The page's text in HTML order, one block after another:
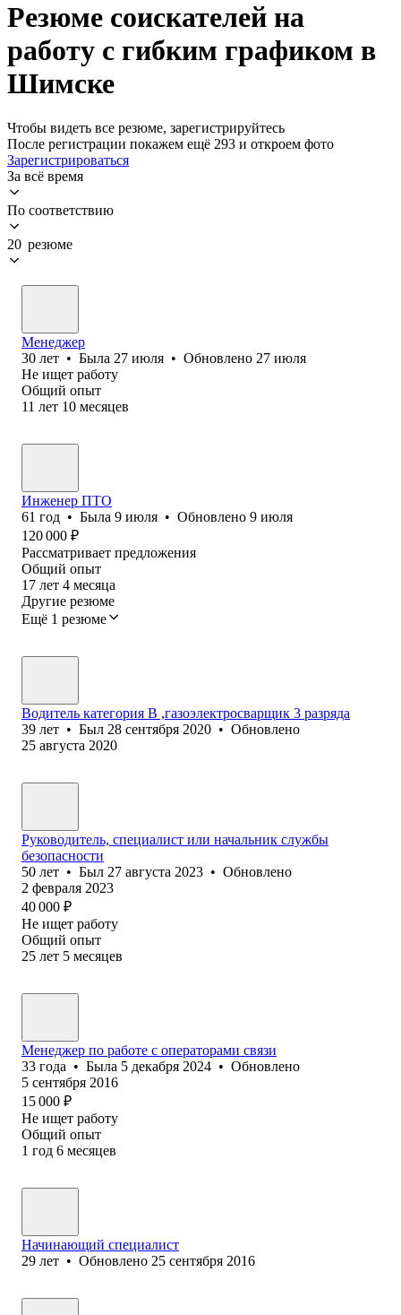
Резюме соискателей на
работу с гибким графиком в
Шимске
Чтобы видеть все резюме, зарегистрируйтесь
После регистрации покажем ещё 293 и откроем фото
Зарегистрироваться
За всё время
По соответствию
20 резюме
Менеджер
30 лет • Была 27 июля • Обновлено 27 июля
Не ищет работу
Общий опыт
11 лет 10 месяцев
Инженер ПТО
61 год • Была 9 июля • Обновлено 9 июля
120 000 ₽
Рассматривает предложения
Общий опыт
17 лет 4 месяца
Другие резюме
Ещё 1 резюме
Водитель категория В ,газоэлектросварщик 3 разряда
39 лет • Был 28 сентября 2020 • Обновлено
25 августа 2020
Руководитель, специалист или начальник службы
безопасности
50 лет • Был 27 августа 2023 • Обновлено
2 февраля 2023
40 000 ₽
Не ищет работу
Общий опыт
25 лет 5 месяцев
Менеджер по работе с операторами связи
33 года • Была 5 декабря 2024 • Обновлено
5 сентября 2016
15 000 ₽
Не ищет работу
Общий опыт
1 год 6 месяцев
Начинающий специалист
29 лет • Обновлено 25 сентября 2016